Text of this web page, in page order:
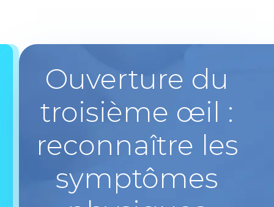
Ouverture du
troisième œil :
reconnaître les
symptômes